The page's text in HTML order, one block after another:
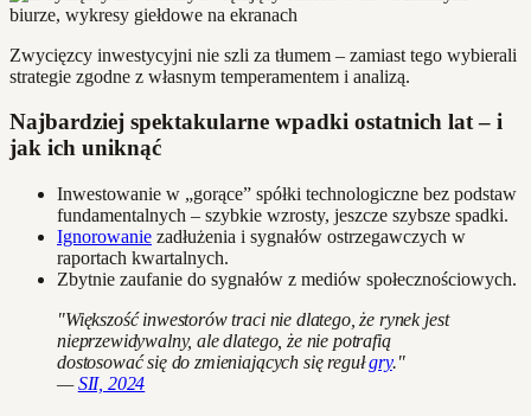
Zwycięzcy inwestycyjni nie szli za tłumem – zamiast tego wybierali
strategie zgodne z własnym temperamentem i analizą.
Najbardziej spektakularne wpadki ostatnich lat – i
jak ich uniknąć
Inwestowanie w „gorące” spółki technologiczne bez podstaw
fundamentalnych – szybkie wzrosty, jeszcze szybsze spadki.
Ignorowanie zadłużenia i sygnałów ostrzegawczych w
raportach kwartalnych.
Zbytnie zaufanie do sygnałów z mediów społecznościowych.
"Większość inwestorów traci nie dlatego, że rynek jest
nieprzewidywalny, ale dlatego, że nie potrafią
dostosować się do zmieniających się regułgry."
—SII, 2024